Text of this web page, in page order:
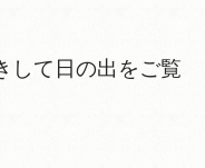
して日の出をご覧